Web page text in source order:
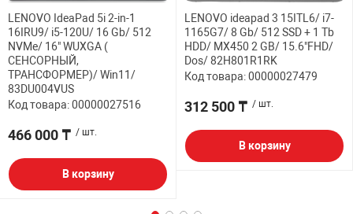
LENOVO IdeaPad 5i 2-in-1
16IRU9/ i5-120U/ 16 Gb/ 512
NVMe/ 16" WUXGA (
СЕНСОРНЫЙ,
ТРАНСФОРМЕР)/ Win11/
83DU004VUS
Код товара: 00000027516
466 000 ₸ / шт.
В корзину
LENOVO ideapad 3 15ITL6/ i7-
1165G7/ 8 Gb/ 512 SSD + 1 Tb
HDD/ MX450 2 GB/ 15.6"FHD/
Dos/ 82H801R1RK
Код товара: 00000027479
312 500 ₸ / шт.
В корзину